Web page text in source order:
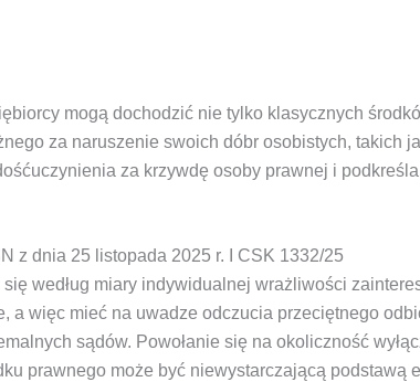
mogą dochodzić nie tylko klasycznych
za naruszenie swoich dóbr osobistych, takich
za krzywdę osoby prawnej i
z dnia 25 listopada 2025 r.
I CSK 1332/25
według miary indywidualnej wrażliwości
więc mieć na uwadze odczucia przeciętnego
sądów. Powołanie się na okoliczność
prawnego może być niewystarczającą podstawą